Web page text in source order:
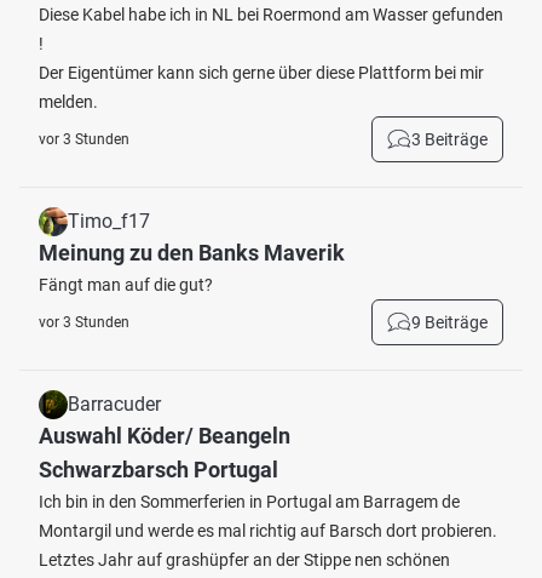
Diese Kabel habe ich in NL bei Roermond am Wasser gefunden
!
Der Eigentümer kann sich gerne über diese Plattform bei mir
melden.
vor 3 Stunden 3 Beiträge
Timo_f17
Meinung zu den Banks Maverik
Fängt man auf die gut?
vor 3 Stunden 9 Beiträge
Barracuder
Auswahl Köder/ Beangeln
Schwarzbarsch Portugal
Ich bin in den Sommerferien in Portugal am Barragem de
Montargil und werde es mal richtig auf Barsch dort probieren.
Letztes Jahr auf grashüpfer an der Stippe nen schönen